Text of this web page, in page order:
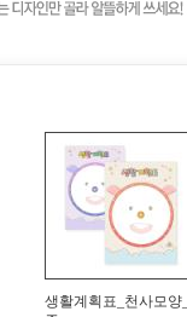
생활계획표_천사모양